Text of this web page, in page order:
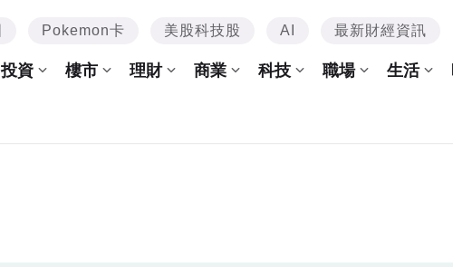
Pokemon卡 美股科技股 AI 最新財經資訊
投資 樓市 理財 商業 科技 職場 生活